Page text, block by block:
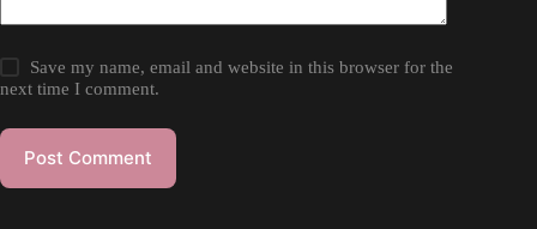
Save my name, email and website in this browser for the
next time I comment.
Post Comment